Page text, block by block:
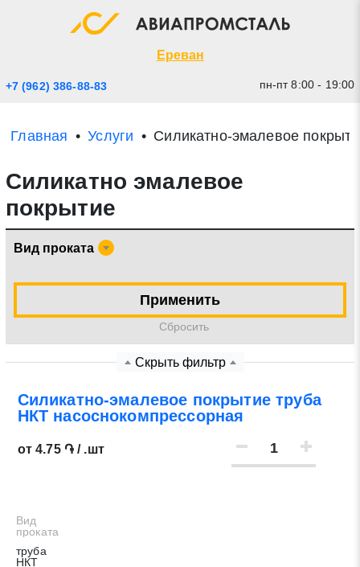
Ереван
+7 (962) 386-88-83 пн-пт 8:00 - 19:00
Главная Услуги Силикатно-эмалевое
Cиликатно эмалевое
покрытие
Вид проката
Применить
Cбросить
Скрыть фильтр
Силикатно-эмалевое покрытие труба
НКТ насоснокомпрессорная
от 4.75 ֏ / .шт
Вид
проката
труба
НКТ
Экспресс заявка
Прикрепить файл (до 20 mb)
Отправить заявку
Нажимая на кнопку «Отправить заявку» Вы даете
согласие на обработку своих персональных данных в
июля 2006 г. N 152-ФЗ «О персональных данных», а
также соглашаетесь на информационную рассылку по